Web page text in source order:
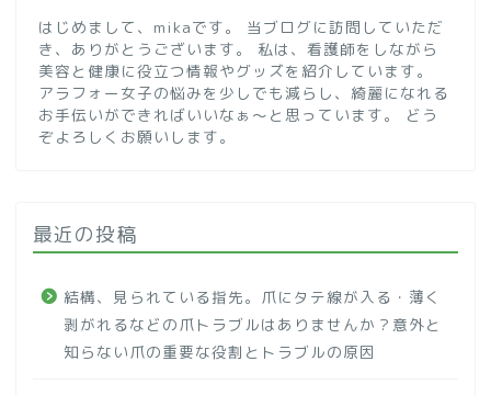
はじめまして、mikaです。 当ブログに訪問していただ
き、ありがとうございます。 私は、看護師をしながら
美容と健康に役立つ情報やグッズを紹介しています。
アラフォー女子の悩みを少しでも減らし、綺麗になれる
お手伝いができればいいなぁ～と思っています。 どう
ぞよろしくお願いします。
最近の投稿
結構、見られている指先。爪にタテ線が入る・薄く
剥がれるなどの爪トラブルはありませんか？意外と
知らない爪の重要な役割とトラブルの原因